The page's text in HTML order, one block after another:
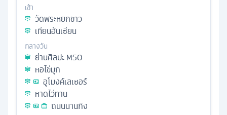
เช้า
วัดพระหยกขาว
เทียนอันเซียน
กลางวัน
ย่านศิลปะ M50
หอไข่มุก
อุโมงค์เลเซอร์
หาดไว่ทาน
ถนนนานกิง